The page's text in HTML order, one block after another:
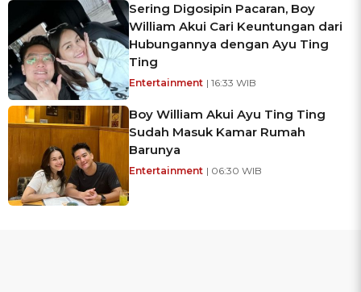
Sering Digosipin Pacaran, Boy
William Akui Cari Keuntungan dari
Hubungannya dengan Ayu Ting
Ting
Entertainment | 16:33 WIB
Boy William Akui Ayu Ting Ting
Sudah Masuk Kamar Rumah
Barunya
Entertainment | 06:30 WIB